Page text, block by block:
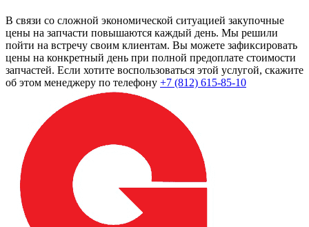
В связи со сложной экономической ситуацией закупочные
цены на запчасти повышаются каждый день. Мы решили
пойти на встречу своим клиентам. Вы можете зафиксировать
цены на конкретный день при полной предоплате стоимости
запчастей. Если хотите воспользоваться этой услугой, скажите
об этом менеджеру по телефону +7 (812) 615-85-10